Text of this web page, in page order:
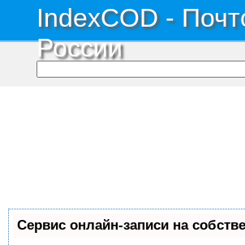
IndexCOD -
России
Сервис онлайн-записи на